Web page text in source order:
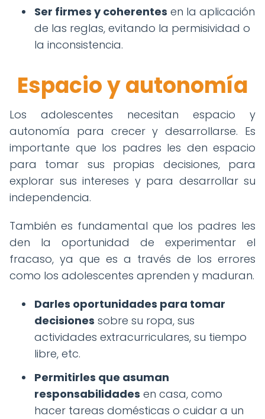
Ser firmes y coherentes en la aplicación
de las reglas, evitando la permisividad o
la inconsistencia.
Espacio y autonomía
Los adolescentes necesitan espacio y
autonomía para crecer y desarrollarse. Es
importante que los padres les den espacio
para tomar sus propias decisiones, para
explorar sus intereses y para desarrollar su
independencia.
También es fundamental que los padres les
den la oportunidad de experimentar el
fracaso, ya que es a través de los errores
como los adolescentes aprenden y maduran.
Darles oportunidades para tomar
decisiones sobre su ropa, sus
actividades extracurriculares, su tiempo
libre, etc.
Permitirles que asuman
responsabilidades en casa, como
hacer tareas domésticas o cuidar a un